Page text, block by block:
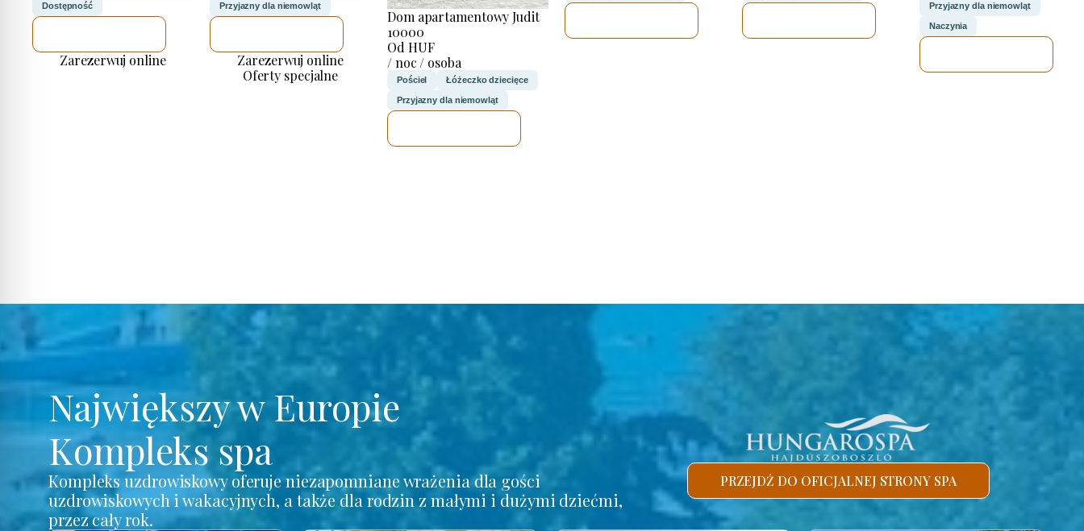
Dostępność
Zarezerwuj online
Przyjazny dla niemowląt
Zarezerwuj online
Oferty specjalne
Dom apartamentowy Judit
10000
Od HUF
/ noc / osoba
Pościel Łóżeczko dziecięce
Przyjazny dla niemowląt
Przyjazny dla niemowląt
Naczynia
Największy w Europie
Kompleks spa
Kompleks uzdrowiskowy oferuje niezapomniane wrażenia dla gości
uzdrowiskowych i wakacyjnych, a także dla rodzin z małymi i dużymi dziećmi,
przez cały rok.
PRZEJDŹ DO OFICJALNEJ STRONY SPA